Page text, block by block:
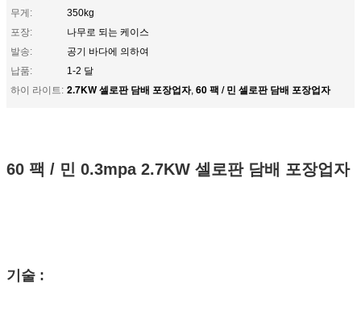
무게:
350kg
포장:
나무로 되는 케이스
발송:
공기 바다에 의하여
납품:
1-2 달
하이 라이트: 2.7KW 셀로판 담배 포장업자, 60 팩 / 민 셀로판 담배 포장업자
60 팩 / 민 0.3mpa 2.7KW 셀로판 담배 포장업자
기술 :